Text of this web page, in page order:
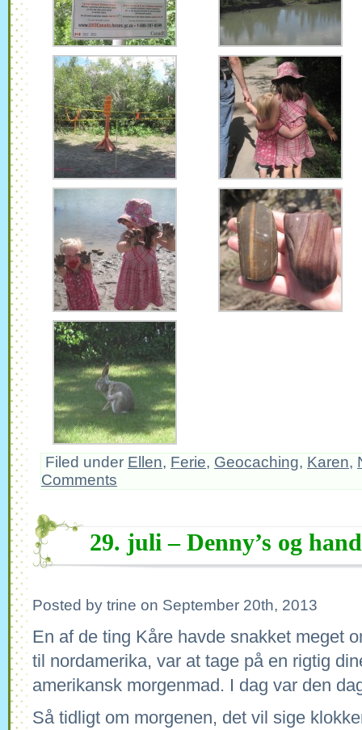
Filed under Ellen, Ferie, Geocaching, Karen,
Comments
29. juli – Denny’s og
Posted by trine on September 20th, 2013
En af de ting Kåre havde snakket meget
til nordamerika, var at tage på en rigtig
amerikansk morgenmad. I dag var den
Så tidligt om morgenen, det vil sige